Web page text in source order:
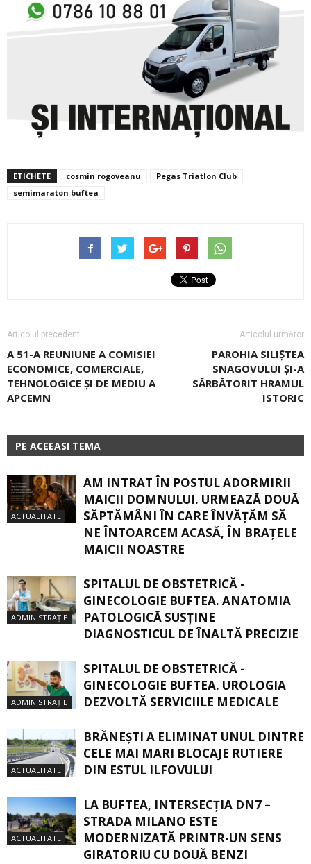
ETICHETE cosmin rogoveanu
Pegas Triatlon Club
semimaraton buftea
Articolul precedent
A 51-A REUNIUNE A COMISIEI
ECONOMICE, COMERCIALE,
TEHNOLOGICE ȘI DE MEDIU A
APCEMN
Articolul următor
PAROHIA SILIȘTEA
SNAGOVULUI ȘI-A
SĂRBĂTORIT HRAMUL
ISTORIC
PE ACEEASI TEMA
ACTUALITATE
AM INTRAT ÎN POSTUL ADORMIRII
MAICII DOMNULUI. URMEAZĂ DOUĂ
SĂPTĂMÂNI ÎN CARE ÎNVĂŢĂM SĂ
NE ÎNTOARCEM ACASĂ, ÎN BRAŢELE
MAICII NOASTRE
ADMINISTRAȚIE
SPITALUL DE OBSTETRICĂ -
GINECOLOGIE BUFTEA. ANATOMIA
PATOLOGICĂ SUSŢINE
DIAGNOSTICUL DE ÎNALTĂ PRECIZIE
ADMINISTRAȚIE
SPITALUL DE OBSTETRICĂ -
GINECOLOGIE BUFTEA. UROLOGIA
DEZVOLTĂ SERVICIILE MEDICALE
ACTUALITATE
BRĂNEȘTI A ELIMINAT UNUL DINTRE
CELE MAI MARI BLOCAJE RUTIERE
DIN ESTUL ILFOVULUI
ACTUALITATE
LA BUFTEA, INTERSECŢIA DN7 –
STRADA MILANO ESTE
MODERNIZATĂ PRINTR-UN SENS
GIRATORIU CU DOUĂ BENZI